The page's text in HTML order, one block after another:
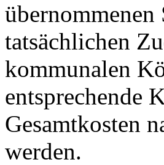
tatsächlichen
kommunalen
entsprechende
Gesamtkosten
werden.